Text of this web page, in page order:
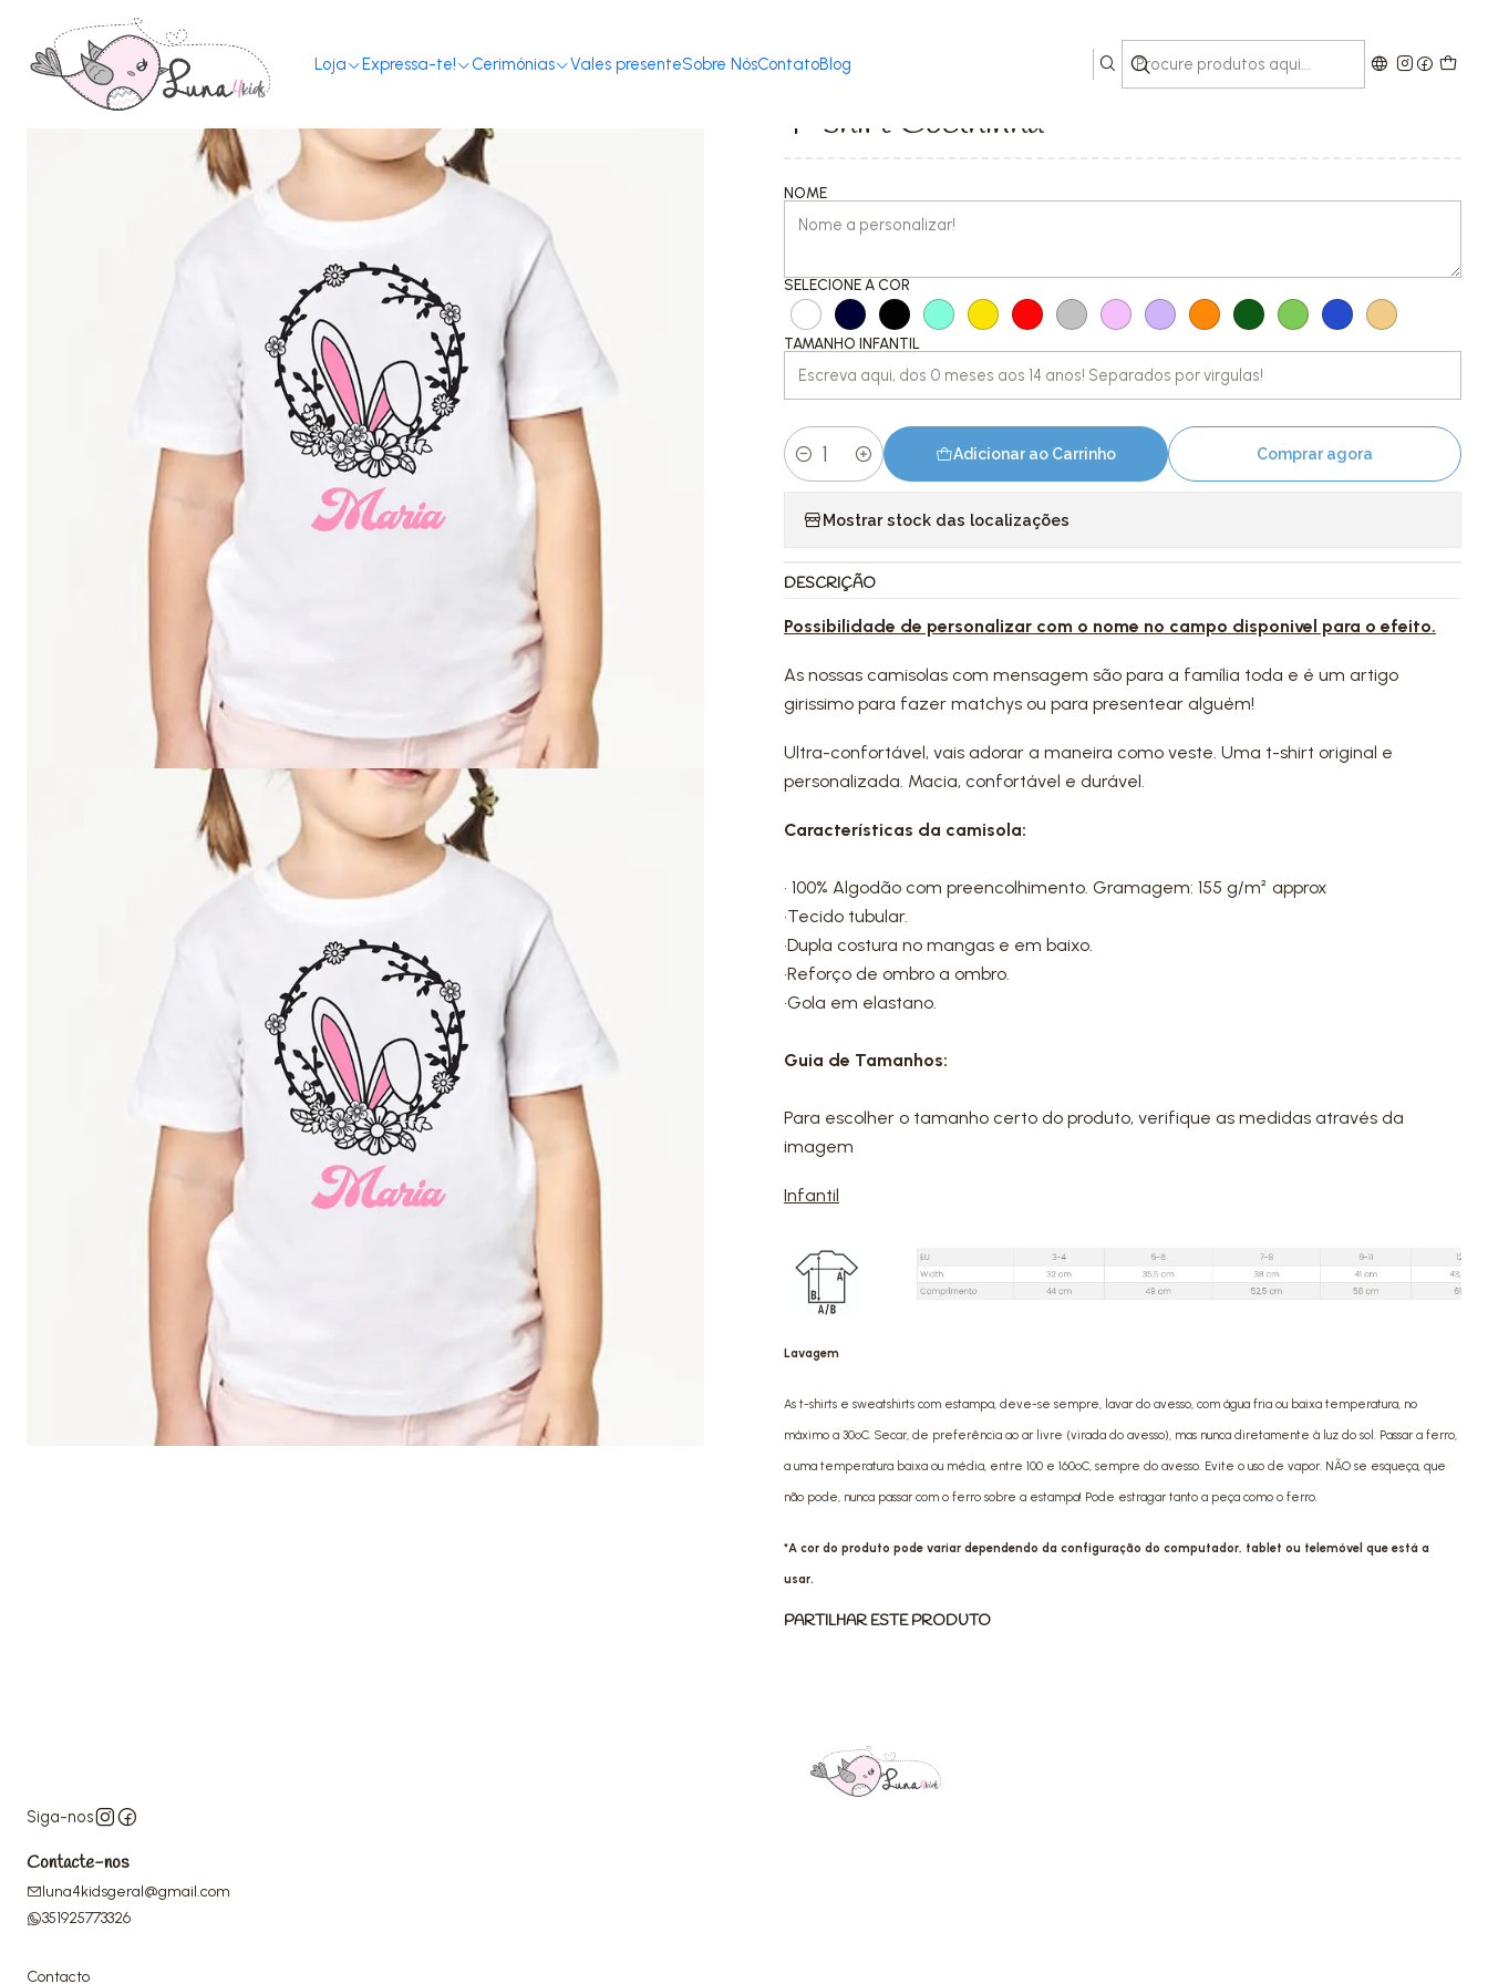
Loja Expressa-te! Cerimónias Vales presenteSobre NósContatoBlog
T-shirt Coelhinha
NOME
SELECIONE A COR
TAMANHO INFANTIL
Quantidade
Adicionar ao Carrinho Comprar agora
Mostrar stock das localizações
DESCRIÇÃO
Possibilidade de personalizar com o nome no campo disponivel para o efeito.
As nossas camisolas com mensagem são para a família toda e é um artigo
girissimo para fazer matchys ou para presentear alguém!
Ultra-confortável, vais adorar a maneira como veste. Uma t-shirt original e
personalizada. Macia, confortável e durável.
Características da camisola:
• 100% Algodão com preencolhimento. Gramagem: 155 g/m² approx
•Tecido tubular.
•Dupla costura no mangas e em baixo.
•Reforço de ombro a ombro.
•Gola em elastano.
Guia de Tamanhos:
Para escolher o tamanho certo do produto, verifique as medidas através da
imagem
Infantil
Lavagem
As t-shirts e sweatshirts com estampa, deve-se sempre, lavar do avesso, com água fria ou baixa temperatura, no
máximo a 30ºC. Secar, de preferência ao ar livre (virada do avesso), mas nunca diretamente à luz do sol. Passar a ferro,
a uma temperatura baixa ou média, entre 100 e 160ºC, sempre do avesso. Evite o uso de vapor. NÃO se esqueça, que
não pode, nunca passar com o ferro sobre a estampa! Pode estragar tanto a peça como o ferro.
*A cor do produto pode variar dependendo da configuração do computador, tablet ou telemóvel que está a
usar.
PARTILHAR ESTE PRODUTO
Siga-nos
Contacte-nos
luna4kidsgeral@gmail.com
351925773326
Contacto